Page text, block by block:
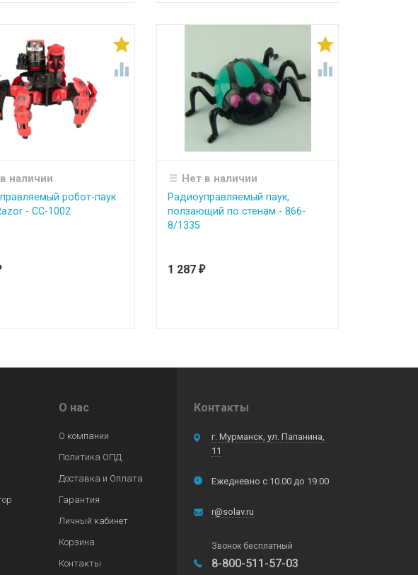


наличии
робот-паук
- CC-1002


Нет в наличии
Радиоуправляемый паук,
ползающий по стенам - 866-
8/1335
1 287 ₽
Контакты
г. Мурманск, ул. Папанина,
11
Ежедневно с 10.00 до 19.00
r@solav.ru
Звонок бесплатный
8-800-511-57-03
О нас
О компании
Политика ОПД
Доставка и Оплата
Гарантия
Личный кабинет
Корзина
Контакты